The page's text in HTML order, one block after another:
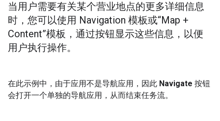
当用户需要有关某个营业地点的更多详细信息
时，您可以使用 Navigation 模板或“Map +
Content”模板，通过按钮显示这些信息，以便
用户执行操作。
在此示例中，由于应用不是导航应用，因此 Navigate 按钮
会打开一个单独的导航应用，从而结束任务流。